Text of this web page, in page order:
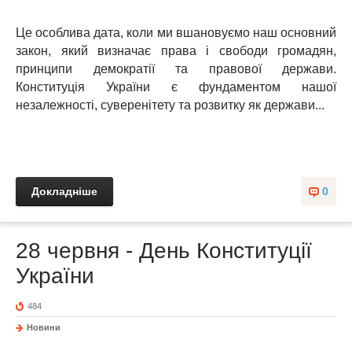
Це особлива дата, коли ми вшановуємо наш основний
закон, який визначає права і свободи громадян,
принципи демократії та правової держави.
Конституція України є фундаментом нашої
незалежності, суверенітету та розвитку як держави...
0
Докладніше
28 червня - День Конституції
України
484
Новини